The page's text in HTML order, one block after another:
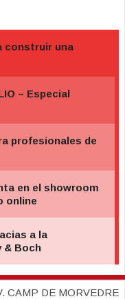
CAMP DE MORVEDRE